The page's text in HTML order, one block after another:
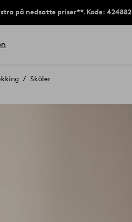
på nedsatte priser**. Kode: 424882
Skåler